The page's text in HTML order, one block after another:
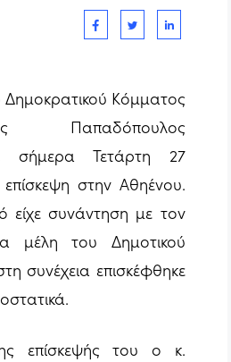
Κόμματος
Παπαδόπουλος
σήμερα Τετάρτη 27
στην Αθηένου.
είχε συνάντηση με τον
μέλη του Δημοτικού
συνέχεια επισκέφθηκε
επίσκεψής του ο κ.